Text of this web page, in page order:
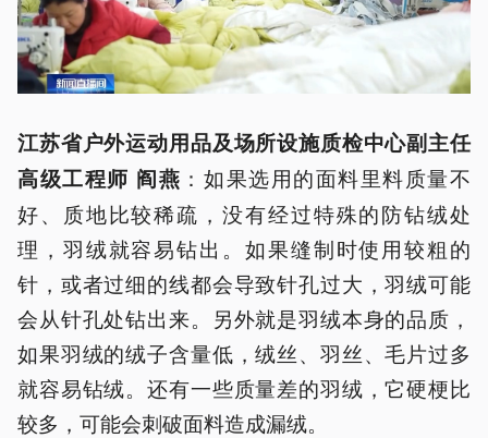
江苏省户外运动用品及场所设施质检中心副主任
高级工程师 阎燕 ：如果选用的面料里料质量不
好、质地比较稀疏，没有经过特殊的防钻绒处
理，羽绒就容易钻出。如果缝制时使用较粗的
针，或者过细的线都会导致针孔过大，羽绒可能
会从针孔处钻出来。另外就是羽绒本身的品质，
如果羽绒的绒子含量低，绒丝、羽丝、毛片过多
就容易钻绒。还有一些质量差的羽绒，它硬梗比
较多，可能会刺破面料造成漏绒。